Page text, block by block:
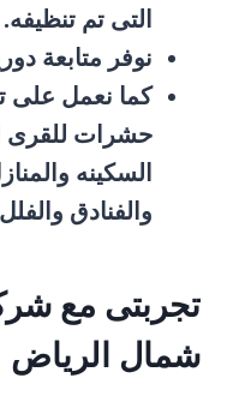
التى تم تنظيفه.
نوفر متابعة
كما نعمل على
حشرات للقرى
السكينه
والفنادق
تجربتى مع
شمال الرياض